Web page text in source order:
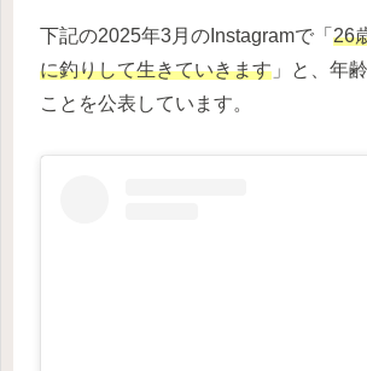
下記の2025年3月のInstagramで「 26
に釣りして生きていきます 」と、年
ことを公表しています。